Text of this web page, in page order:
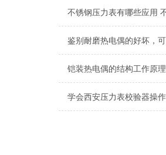
铠装热电偶的结构工作原理